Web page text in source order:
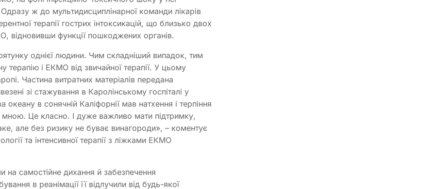
ж до мультидисциплінарної команди лікарів
терапії гострих інтоксикацій, що близько двох
відновивши функції пошкоджених органів.
однієї людини. Чим складніший випадок, тим
терапію і ЕКМО від звичайної терапії. У цьому
Частина витратних матеріалів передана
зі стажування в Каролінському госпіталі у
в сонячній Каліфорнії мав натхення і терпіння
мною. Це класно. І дуже важливо мати підтримку,
але без ризику не буває винагороди», – коментує
та інтенсивної терапії з ліжками ЕКМО
самостійне дихання й забезпечення
в реанімації її відлучили від будь-якої